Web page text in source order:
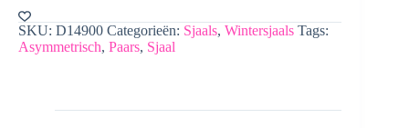
SKU: D14900 Categorieën: Sjaals, Wintersjaals Tags:
Asymmetrisch, Paars, Sjaal